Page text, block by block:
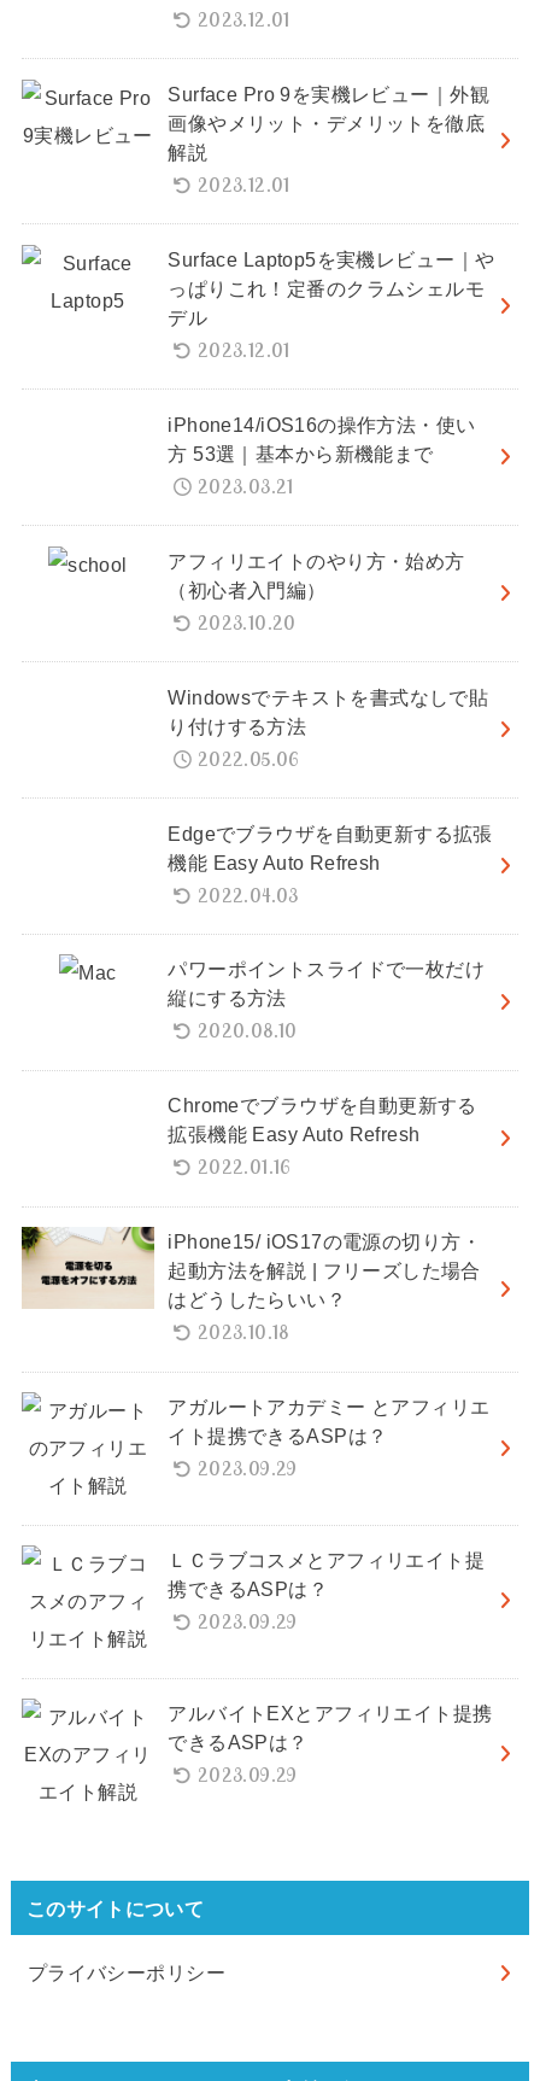
2023.12.01
Surface Pro 9を実機レビュー｜外観
画像やメリット・デメリットを徹底
解説
2023.12.01
Surface Laptop5を実機レビュー｜や
っぱりこれ！定番のクラムシェルモ
デル
2023.12.01
iPhone14/iOS16の操作方法・使い
方 53選｜基本から新機能まで
2023.03.21
アフィリエイトのやり方・始め方
（初心者入門編）
2023.10.20
Windowsでテキストを書式なしで貼
り付けする方法
2022.05.06
Edgeでブラウザを自動更新する拡張
機能 Easy Auto Refresh
2022.04.03
パワーポイントスライドで一枚だけ
縦にする方法
2020.08.10
Chromeでブラウザを自動更新する
拡張機能 Easy Auto Refresh
2022.01.16
iPhone15/ iOS17の電源の切り方・
起動方法を解説 | フリーズした場合
はどうしたらいい？
2023.10.18
アガルートアカデミー とアフィリエ
イト提携できるASPは？
2023.09.29
ＬＣラブコスメとアフィリエイト提
携できるASPは？
2023.09.29
アルバイトEXとアフィリエイト提携
できるASPは？
2023.09.29
このサイトについて
プライバシーポリシー